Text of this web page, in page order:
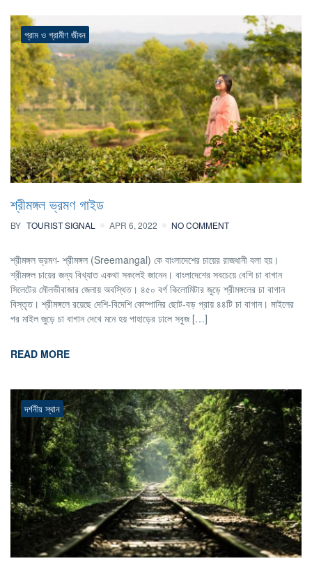
গ্রাম ও গ্রামীণ জীবন
শ্রীমঙ্গল ভ্রমণ গাইড
BY TOURIST SIGNAL APR 6, 2022 NO COMMENT
শ্রীমঙ্গল ভ্রমণ- শ্রীমঙ্গল (Sreemangal) কে বাংলাদেশের চায়ের রাজধানী বলা হয়।
শ্রীমঙ্গল চায়ের জন্য বিখ্যাত একথা সকলেই জানেন। বাংলাদেশের সবচেয়ে বেশি চা বাগান
সিলেটের মৌলভীবাজার জেলায় অবস্থিত। ৪৫০ বর্গ কিলোমিটার জুড়ে শ্রীমঙ্গলের চা বাগান
বিস্তৃত। শ্রীমঙ্গলে রয়েছে দেশি-বিদেশি কোম্পানির ছোট-বড় প্রায় ৪৪টি চা বাগান। মাইলের
পর মাইল জুড়ে চা বাগান দেখে মনে হয় পাহাড়ের ঢালে সবুজ […]
READ MORE
দর্শনীয় স্থান